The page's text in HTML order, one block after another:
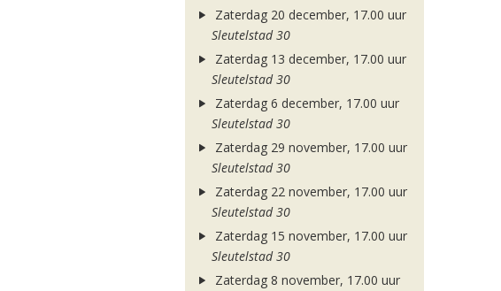
Zaterdag 20 december, 17.00 uur
Sleutelstad 30
Zaterdag 13 december, 17.00 uur
Sleutelstad 30
Zaterdag 6 december, 17.00 uur
Sleutelstad 30
Zaterdag 29 november, 17.00 uur
Sleutelstad 30
Zaterdag 22 november, 17.00 uur
Sleutelstad 30
Zaterdag 15 november, 17.00 uur
Sleutelstad 30
Zaterdag 8 november, 17.00 uur